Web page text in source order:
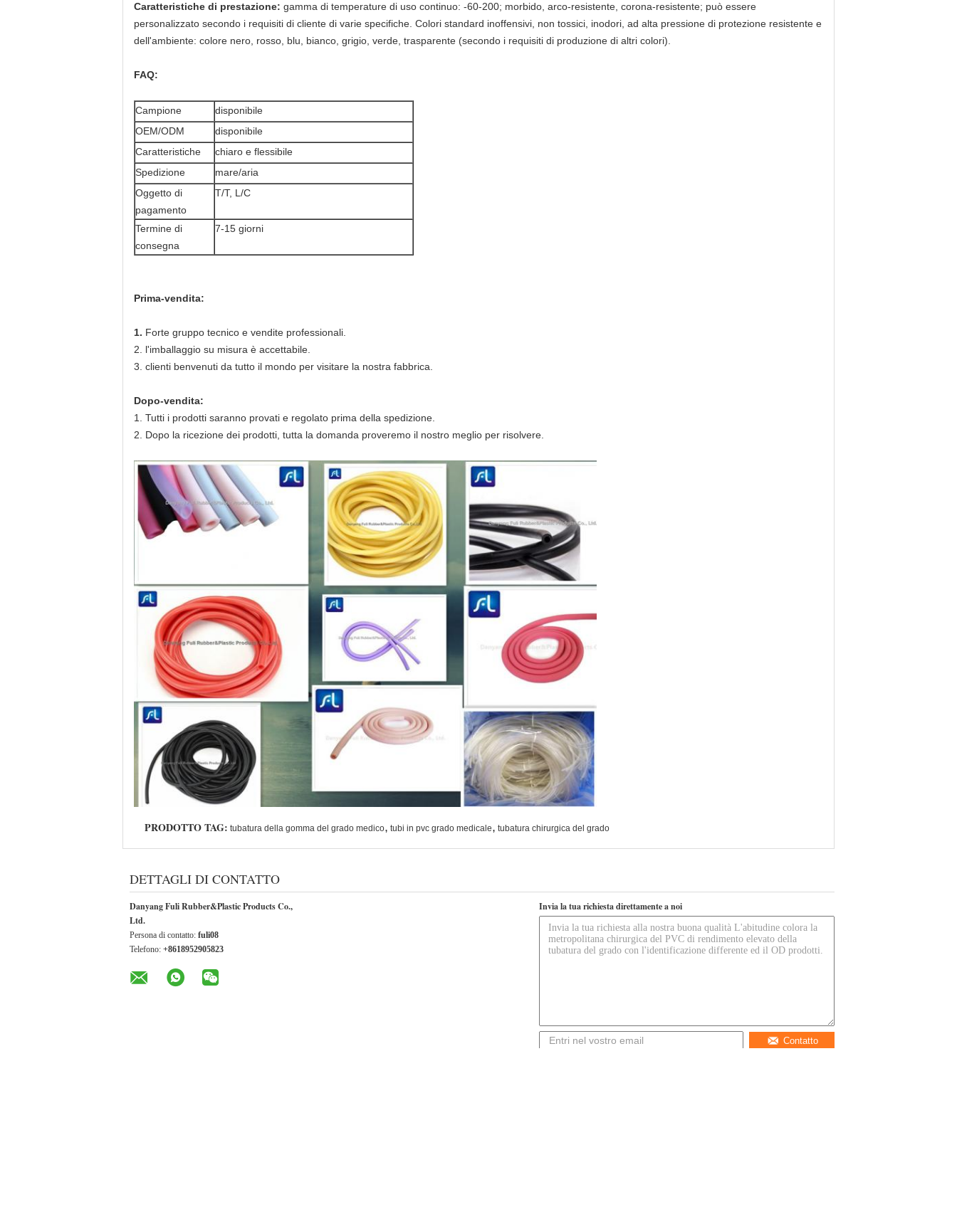
Caratteristiche di prestazione: gamma di temperature di uso continuo: -60-200; morbido, arco-resistente, corona-resistente; può essere
personalizzato secondo i requisiti di cliente di varie specifiche. Colori standard inoffensivi, non tossici, inodori, ad alta pressione di protezione resistente e
dell'ambiente: colore nero, rosso, blu, bianco, grigio, verde, trasparente (secondo i requisiti di produzione di altri colori).
FAQ:
Campione
disponibile
OEM/ODM
disponibile
Caratteristiche
chiaro e flessibile
Spedizione
mare/aria
Oggetto di
pagamento
T/T, L/C
Termine di
consegna
7-15 giorni
Prima-vendita:
1. Forte gruppo tecnico e vendite professionali.
2. l'imballaggio su misura è accettabile.
3. clienti benvenuti da tutto il mondo per visitare la nostra fabbrica.
Dopo-vendita:
1. Tutti i prodotti saranno provati e regolato prima della spedizione.
2. Dopo la ricezione dei prodotti, tutta la domanda proveremo il nostro meglio per risolvere.
PRODOTTO TAG: tubatura della gomma del grado medico, tubi in pvc grado medicale, tubatura chirurgica del grado
DETTAGLI DI CONTATTO
Danyang Fuli Rubber&Plastic Products Co.,
Ltd.
Persona di contatto: fuli08
Telefono: +8618952905823
Invia la tua richiesta direttamente a noi
Contatto